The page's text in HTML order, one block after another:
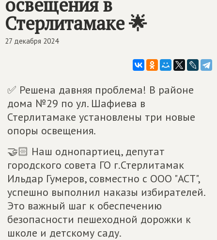
освещения в
Стерлитамаке 🌟
27 декабря 2024
✅ Решена давняя проблема! В районе
дома №29 по ул. Шафиева в
Стерлитамаке установлены три новые
опоры освещения.
🤝🏻 Наш однопартиец, депутат
городского совета ГО г.Стерлитамак
Ильдар Гумеров, совместно с ООО "АСТ",
успешно выполнил наказы избирателей.
Это важный шаг к обеспечению
безопасности пешеходной дорожки к
школе и детскому саду.